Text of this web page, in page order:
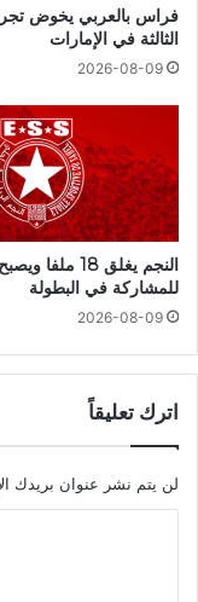
فراس بالعربي يخوض
الثالثة في الإمارات
2026-08-09
النجم يغلق 18
للمشاركة في البطولة
2026-08-09
اترك تعليقاً
لن يتم نشر عنوان بريدك